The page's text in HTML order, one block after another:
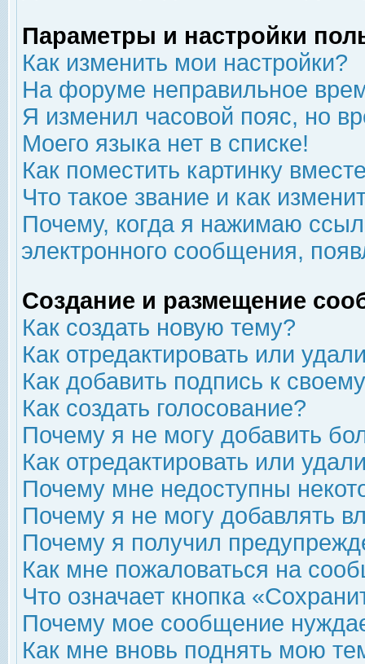
Параметры и настройки
Как изменить мои настройки?
На форуме неправильное
Я изменил часовой пояс, но
Моего языка нет в списке!
Как поместить картинку
Что такое звание и как
Почему, когда я нажимаю
электронного сообщения,
Создание и размещение
Как создать новую тему?
Как отредактировать или
Как добавить подпись к
Как создать голосование?
Почему я не могу добавить
Как отредактировать или
Почему мне недоступны
Почему я не могу добавлять
Почему я получил
Как мне пожаловаться на
Что означает кнопка
Почему мое сообщение
Как мне вновь поднять мою